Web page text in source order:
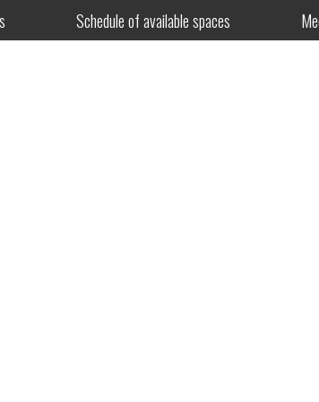
Schedule of available spaces